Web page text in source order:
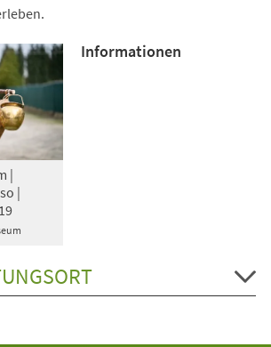
|
|
Informationen